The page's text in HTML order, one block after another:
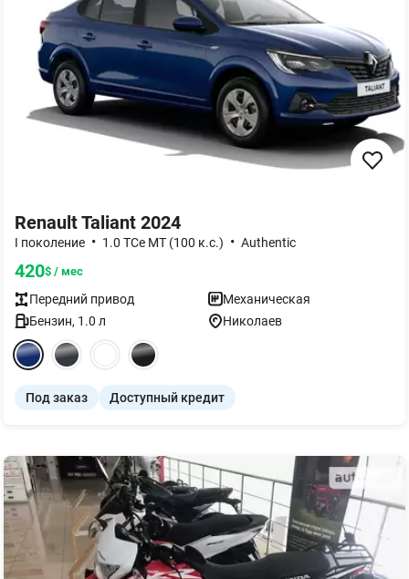
Renault Taliant 2024
I поколение • 1.0 TCe MT (100 к.с.) • Authentic
420$ / мес
Передний привод
Механическая
Бензин, 1.0 л Николаев
Под заказ Доступный кредит